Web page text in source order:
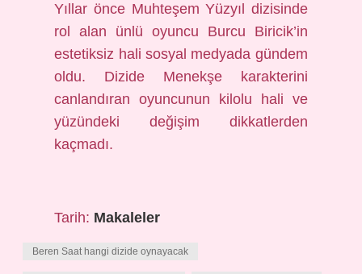
Yıllar önce Muhteşem Yüzyıl dizisinde
rol alan ünlü oyuncu Burcu Biricik’in
estetiksiz hali sosyal medyada gündem
oldu. Dizide Menekşe karakterini
canlandıran oyuncunun kilolu hali ve
yüzündeki değişim dikkatlerden
kaçmadı.
Tarih: Makaleler
Beren Saat hangi dizide oynayacak